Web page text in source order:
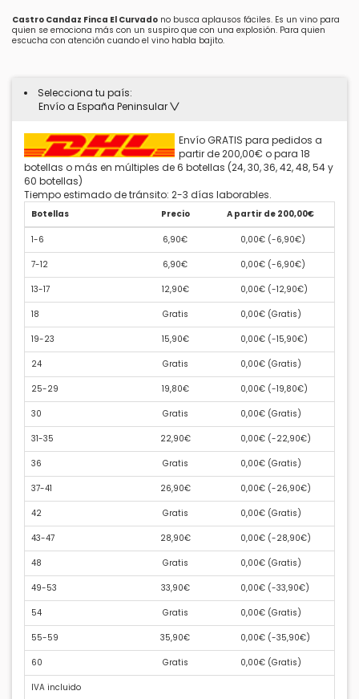
Castro Candaz Finca El Curvado no busca aplausos fáciles. Es un vino para
quien se emociona más con un suspiro que con una explosión. Para quien
escucha con atención cuando el vino habla bajito.
Selecciona tu país:
Envío a España Peninsular
Envío GRATIS para pedidos a
partir de 200,00€ o para 18
botellas o más en múltiples de 6 botellas (24, 30, 36, 42, 48, 54 y
60 botellas)
Tiempo estimado de tránsito: 2-3 días laborables.
Botellas Precio A partir de 200,00€
1-6 6,90€ 0,00€ (-6,90€)
7-12 6,90€ 0,00€ (-6,90€)
13-17 12,90€ 0,00€ (-12,90€)
18 Gratis 0,00€ (Gratis)
19-23 15,90€ 0,00€ (-15,90€)
24 Gratis 0,00€ (Gratis)
25-29 19,80€ 0,00€ (-19,80€)
30 Gratis 0,00€ (Gratis)
31-35 22,90€ 0,00€ (-22,90€)
36 Gratis 0,00€ (Gratis)
37-41 26,90€ 0,00€ (-26,90€)
42 Gratis 0,00€ (Gratis)
43-47 28,90€ 0,00€ (-28,90€)
48 Gratis 0,00€ (Gratis)
49-53 33,90€ 0,00€ (-33,90€)
54 Gratis 0,00€ (Gratis)
55-59 35,90€ 0,00€ (-35,90€)
60 Gratis 0,00€ (Gratis)
IVA incluido